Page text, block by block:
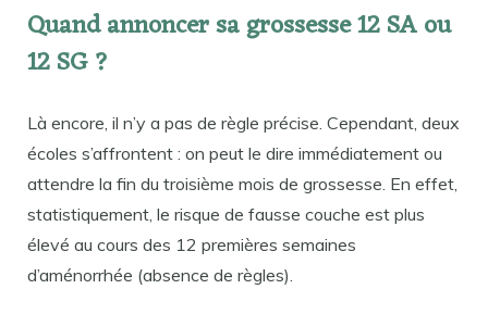
Quand annoncer sa grossesse 12 SA ou
12 SG ?
Là encore, il n’y a pas de règle précise. Cependant, deux
écoles s’affrontent : on peut le dire immédiatement ou
attendre la fin du troisième mois de grossesse. En effet,
statistiquement, le risque de fausse couche est plus
élevé au cours des 12 premières semaines
d’aménorrhée (absence de règles).